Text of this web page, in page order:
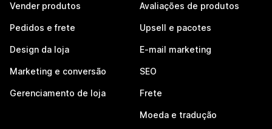
Vender produtos
Pedidos e frete
Design da loja
Marketing e conversão
Gerenciamento de loja
Avaliações de produtos
Upsell e pacotes
E-mail marketing
SEO
Frete
Moeda e tradução